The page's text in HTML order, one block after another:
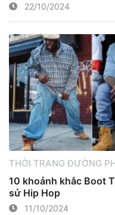
22/10/2024
THỜI TRANG ĐƯỜNG
10 khoảnh khắc Boot
sử Hip Hop
11/10/2024